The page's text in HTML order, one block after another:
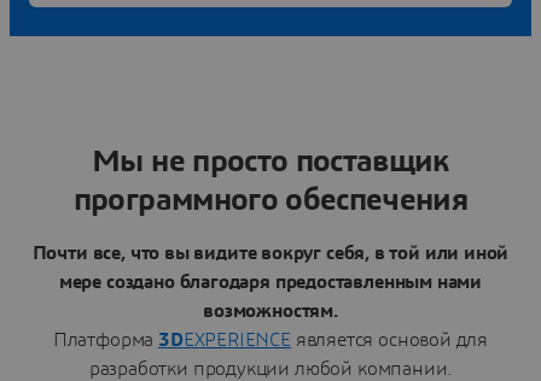
Мы не просто поставщик
программного обеспечения
Почти все, что вы видите вокруг себя, в той или иной
мере создано благодаря предоставленным нами
возможностям.
Платформа 3DEXPERIENCE является основой для
разработки продукции любой компании.